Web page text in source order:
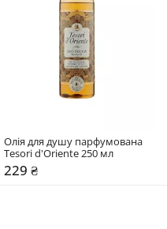
Олія для душу парфумована
Tesori d'Oriente 250 мл
229 ₴